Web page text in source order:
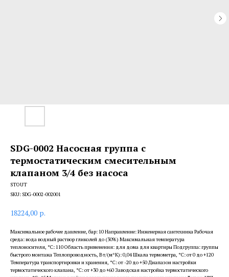
SDG-0002 Насосная группа с
термостатическим смесительным
клапаном 3/4 без насоса
STOUT
SKU: SDG-0002-002001
18224,00 р.
Максимальное рабочее давление, бар: 10 Направление: Инженерная сантехника Рабочая
среда: вода водный раствор гликолей до (30%) Максимальная температура
теплоносителя, °С: 110 Область применения: для дома для квартиры Подгруппа: группы
быстрого монтажа Теплопроводность, Вт/(м*К): 0,04 Шкала термометра, °С: от 0 до +120
Температура транспортировки и хранения, °С: от -20 до +50 Диапазон настройки
термостатического клапана, °С: от +30 до +60 Заводская настройка термостатического